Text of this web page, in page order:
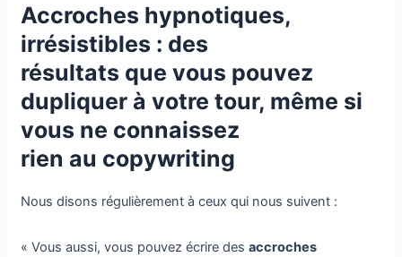
Accroches hypnotiques,
irrésistibles : des
résultats que vous pouvez
dupliquer à votre tour, même si
vous ne connaissez
rien au copywriting
Nous disons régulièrement à ceux qui nous suivent :
« Vous aussi, vous pouvez écrire desaccroches